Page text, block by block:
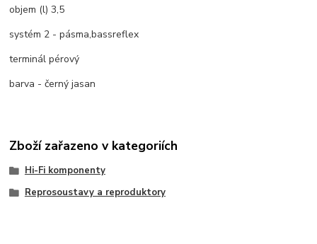
objem (l) 3,5
systém 2 - pásma,bassreflex
terminál pérový
barva - černý jasan
Zboží zařazeno v kategoriích
Hi-Fi komponenty
Reprosoustavy a reproduktory